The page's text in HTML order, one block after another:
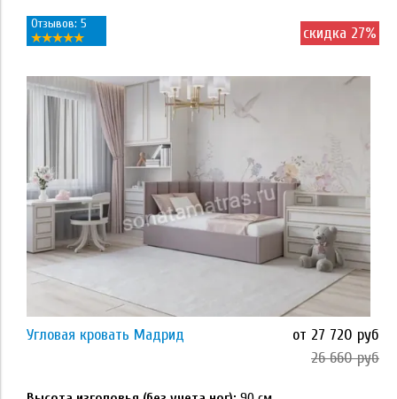
Размер
90*200
120*200
90х200
120х200
Применить
Отзывов: 5
скидка 27%
Угловая кровать Мадрид
от 27 720 руб
26 660 руб